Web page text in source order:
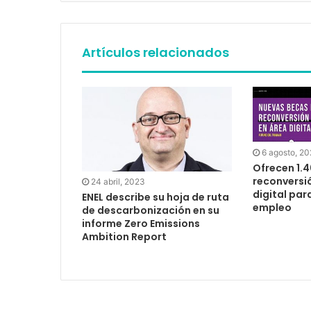
Artículos relacionados
24 abril, 2023
ENEL describe su hoja de ruta
de descarbonización en su
informe Zero Emissions
Ambition Report
6 agosto,
Ofrecen
digital
empleo